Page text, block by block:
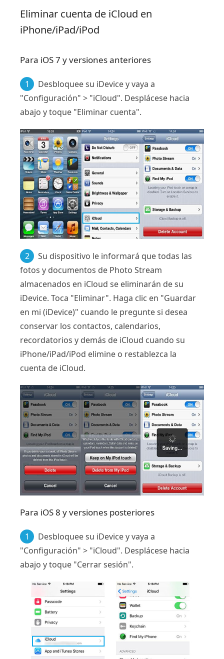
Eliminar cuenta de iCloud en
iPhone/iPad/iPod
Para iOS 7 y versiones anteriores
1
Desbloquee su iDevice y vaya a
"Configuración" > "iCloud". Desplácese hacia
abajo y toque "Eliminar cuenta".
2
Su dispositivo le informará que todas las
fotos y documentos de Photo Stream
almacenados en iCloud se eliminarán de su
iDevice. Toca "Eliminar". Haga clic en "Guardar
en mi (iDevice)" cuando le pregunte si desea
conservar los contactos, calendarios,
recordatorios y demás de iCloud cuando su
iPhone/iPad/iPod elimine o restablezca la
cuenta de iCloud.
Para iOS 8 y versiones posteriores
1
Desbloquee su iDevice y vaya a
"Configuración" > "iCloud". Desplácese hacia
abajo y toque "Cerrar sesión".